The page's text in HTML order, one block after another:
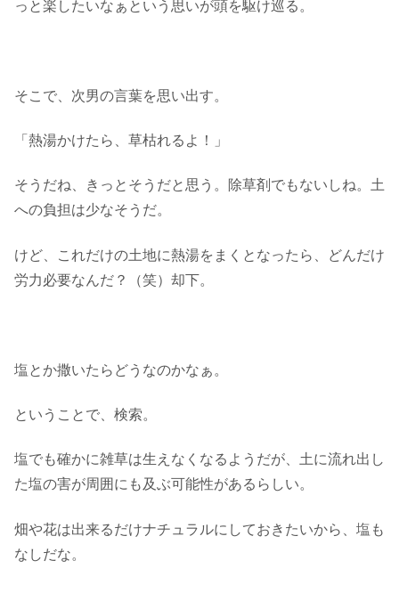
っと楽したいなぁという思いが頭を駆け巡る。
そこで、次男の言葉を思い出す。
「熱湯かけたら、草枯れるよ！」
そうだね、きっとそうだと思う。除草剤でもないしね。土
への負担は少なそうだ。
けど、これだけの土地に熱湯をまくとなったら、どんだけ
労力必要なんだ？（笑）却下。
塩とか撒いたらどうなのかなぁ。
ということで、検索。
塩でも確かに雑草は生えなくなるようだが、土に流れ出し
た塩の害が周囲にも及ぶ可能性があるらしい。
畑や花は出来るだけナチュラルにしておきたいから、塩も
なしだな。